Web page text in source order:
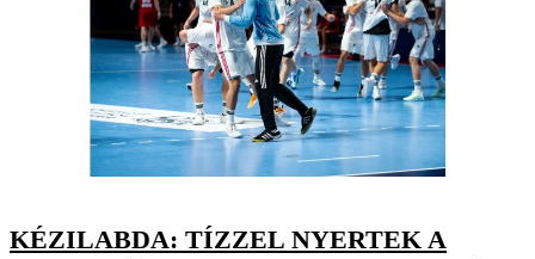
KÉZILABDA: TÍZZEL NYERTEK A